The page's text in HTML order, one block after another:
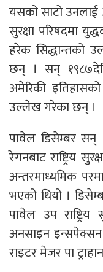
यसको साटो उनलाई
सुरक्षा परिषदमा
हरेक सिद्धान्तको
छन् । सन्
अमेरिकी
उल्लेख गरेका छन् ।
पावेल डिसेम्बर सन्
रेगनबाट राष्ट्रिय
अन्तरमाध्यमिक
भएको थियो ।
पावेल उप
अनसाइन इन्सपेक्सन
राइटर मेजर पा